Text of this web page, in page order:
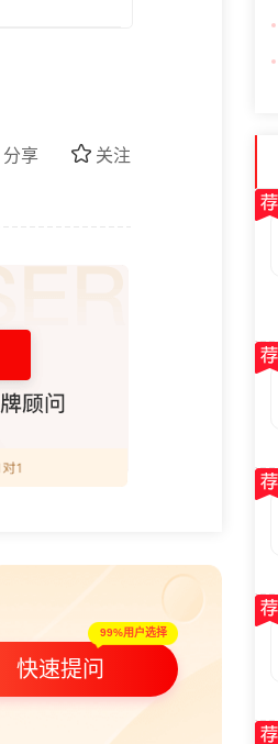
关注
分享
99%用户选择
快速提问